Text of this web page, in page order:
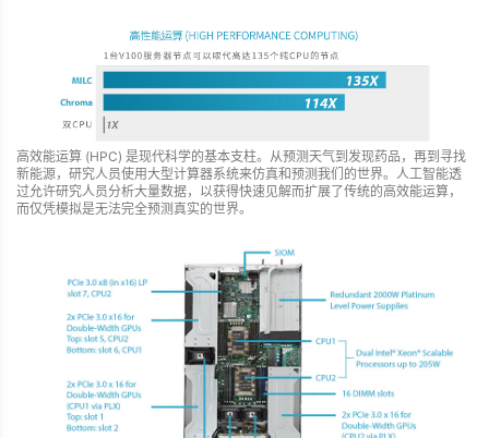
高效能运算 (HPC) 是现代科学的基本支柱。从预测天气到发现药品，再到寻找
新能源，研究人员使用大型计算器系统来仿真和预测我们的世界。人工智能透
过允许研究人员分析大量数据，以获得快速见解而扩展了传统的高效能运算，
而仅凭模拟是无法完全预测真实的世界。